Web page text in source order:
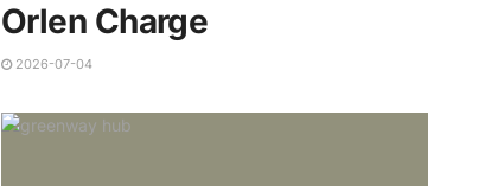
Orlen Charge
2026-07-04